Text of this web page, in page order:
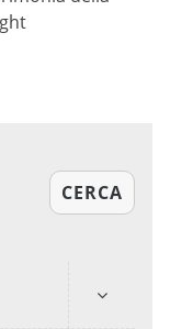
CERCA